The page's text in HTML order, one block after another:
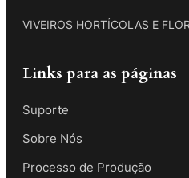
VIVEIROS HORTÍCOLAS E
Links para as páginas
Suporte
Sobre Nós
Processo de Produção